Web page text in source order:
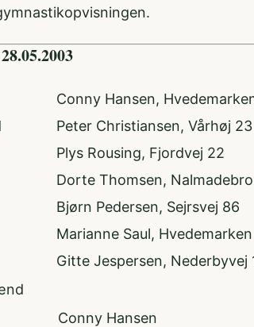
Conny Hansen,
Peter Christiansen, Vårhøj 23
Plys Rousing, Fjordvej 22
Dorte Thomsen,
Bjørn Pedersen, Sejrsvej 86
Marianne Saul,
Gitte Jespersen, Nederbyvej
Conny Hansen